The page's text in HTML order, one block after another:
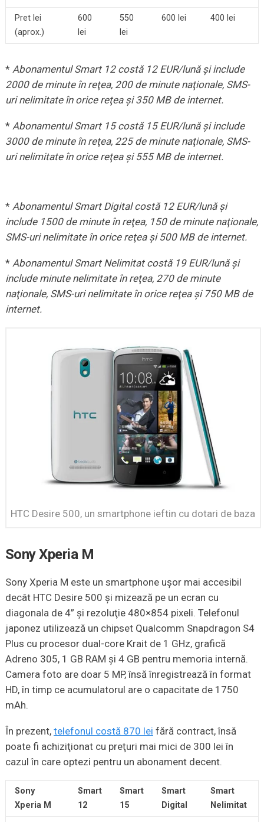
Pret lei
(aprox.)
600
lei
550
lei
600 lei 400 lei
* Abonamentul Smart 12 costă 12 EUR/lună şi include
2000 de minute în reţea, 200 de minute naţionale, SMS-
uri nelimitate în orice reţea şi 350 MB de internet.
* Abonamentul Smart 15 costă 15 EUR/lună şi include
3000 de minute în reţea, 225 de minute naţionale, SMS-
uri nelimitate în orice reţea şi 555 MB de internet.
* Abonamentul Smart Digital costă 12 EUR/lună şi
include 1500 de minute în reţea, 150 de minute naţionale,
SMS-uri nelimitate în orice reţea şi 500 MB de internet.
* Abonamentul Smart Nelimitat costă 19 EUR/lună şi
include minute nelimitate în reţea, 270 de minute
naţionale, SMS-uri nelimitate în orice reţea şi 750 MB de
internet.
HTC Desire 500, un smartphone ieftin cu dotari de baza
Sony Xperia M
Sony Xperia M este un smartphone uşor mai accesibil
decât HTC Desire 500 şi mizează pe un ecran cu
diagonala de 4” şi rezoluţie 480×854 pixeli. Telefonul
japonez utilizează un chipset Qualcomm Snapdragon S4
Plus cu procesor dual-core Krait de 1 GHz, grafică
Adreno 305, 1 GB RAM şi 4 GB pentru memoria internă.
Camera foto are doar 5 MP, însă înregistrează în format
HD, în timp ce acumulatorul are o capacitate de 1750
mAh.
În prezent, telefonul costă 870 lei fără contract, însă
poate fi achiziţionat cu preţuri mai mici de 300 lei în
cazul în care optezi pentru un abonament decent.
Sony
Xperia M
Smart
12
Smart
15
Smart
Digital
Smart
Nelimitat